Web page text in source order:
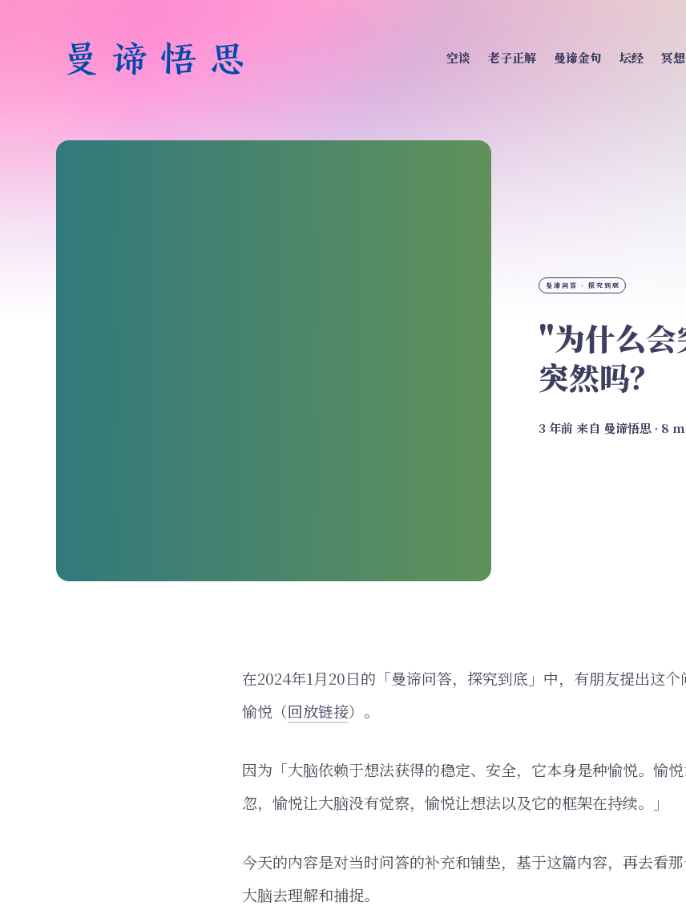
空谈 老子正解 曼谛金句 坛经 冥
曼谛问答 · 探究到底
"为什么会
突然吗？
3 年前 来自 曼谛悟思∙ 8
在2024年1月20日的「曼谛问答，探究到底」中，有朋友提出这
愉悦（回放链接）。
因为「大脑依赖于想法获得的稳定、安全，它本身是种愉悦。愉
忽，愉悦让大脑没有觉察，愉悦让想法以及它的框架在持续。」
今天的内容是对当时问答的补充和铺垫，基于这篇内容，再去看
大脑去理解和捕捉。